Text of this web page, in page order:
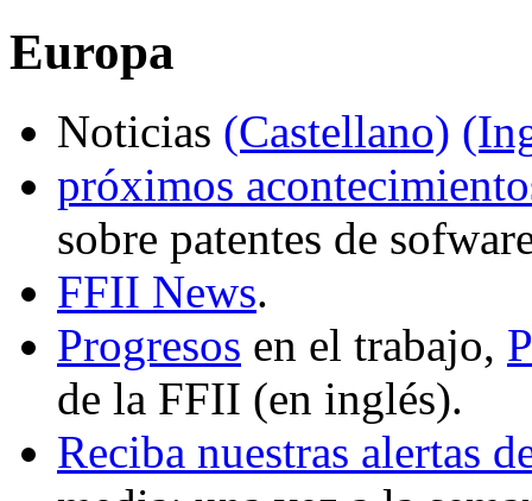
Europa
Noticias (Castellano)
próximos
sobre patentes de
FFII News.
Progresos en el trabajo,
de la FFII (en inglés).
Reciba nuestras alertas